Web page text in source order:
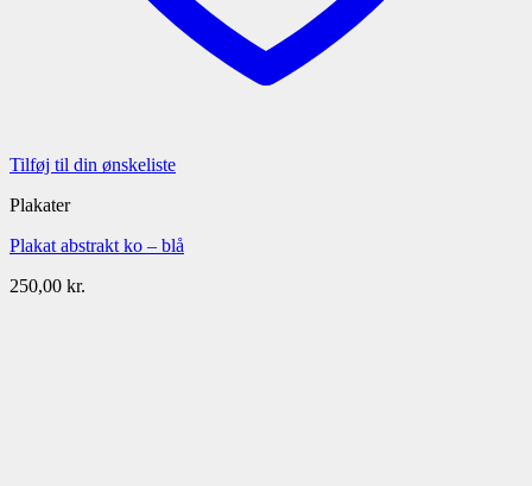
Tilføj til din ønskeliste
Plakater
Plakat abstrakt ko – blå
250,00 kr.